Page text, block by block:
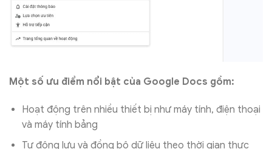
Một số ưu điểm nổi bật của Google Docs gồm:
Hoạt động trên nhiều thiết bị như máy tính, điện thoại
và máy tính bảng
Tự động lưu và đồng bộ dữ liệu theo thời gian thực